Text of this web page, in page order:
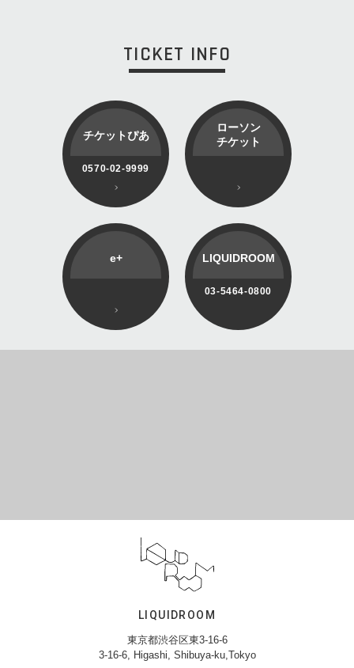
TICKET INFO
チケットぴあ
0570-02-9999
ローソン
チケット
e+ LIQUIDROOM
03-5464-0800
LIQUIDROOM
東京都渋谷区東3-16-6
3-16-6, Higashi, Shibuya-ku,Tokyo